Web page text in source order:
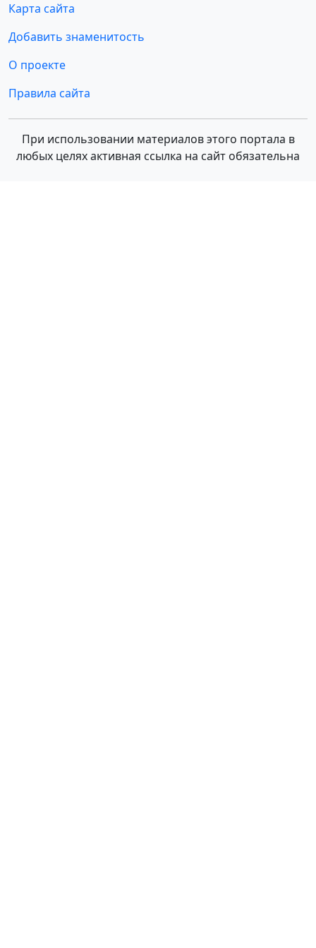
Карта сайта
Добавить знаменитость
О проекте
Правила сайта
При использовании материалов этого портала в
любых целях активная ссылка на сайт обязательна